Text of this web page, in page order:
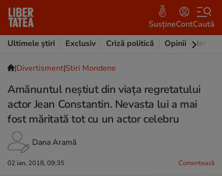
SusțineContCaută
Ultimele știri
Exclusiv Criză politică Opinii
|Divertisment|Stiri Mondene
Amănuntul neștiut din viața regretatului
actor Jean Constantin. Nevasta lui a mai
fost măritată tot cu un actor celebru
Dana Aramă
02 ian. 2018, 09:35 Comentează